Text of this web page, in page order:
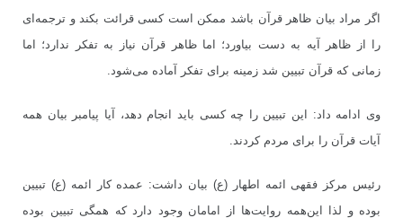
اگر مراد بیان ظاهر قرآن باشد ممکن است کسی قرائت بکند و ترجمه‌ای
را از ظاهر آیه به دست بیاورد؛ اما ظاهر قرآن نیاز به تفکر ندارد؛ اما
زمانی که قرآن تبیین شد زمینه برای تفکر آماده می‌شود.
وی ادامه داد: این تبیین را چه کسی باید انجام دهد، آیا پیامبر بیان همه
آیات قرآن را برای مردم کردند.
رئیس مرکز فقهی ائمه اطهار (ع) بیان داشت: عمده کار ائمه (ع) تبیین
بوده و لذا این‌همه روایت‌ها از امامان وجود دارد که همگی تبیین بوده